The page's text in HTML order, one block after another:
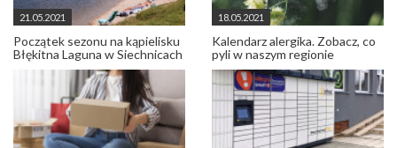
21.05.2021
Początek sezonu na kąpielisku
Błękitna Laguna w Siechnicach
18.05.2021
Kalendarz alergika. Zobacz, co
pyli w naszym regionie